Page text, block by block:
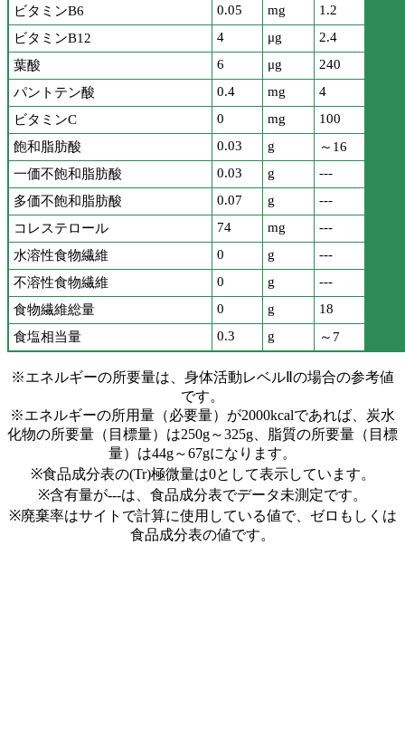
ビタミンB6
0.05 mg
1.2
ビタミンB12
4 μg
2.4
葉酸
6 μg
240
パントテン酸
0.4 mg
4
ビタミンC
0 mg
100
飽和脂肪酸
0.03 g
～16
一価不飽和脂肪酸
0.03 g
---
多価不飽和脂肪酸
0.07 g
---
コレステロール
74 mg
---
水溶性食物繊維
0 g
---
不溶性食物繊維
0 g
---
食物繊維総量
0 g
18
食塩相当量
0.3 g ～7
※エネルギーの所要量は、身体活動レベルⅡの場合の参考値
です。
※エネルギーの所用量（必要量）が2000kcalであれば、炭水
化物の所要量（目標量）は250g～325g、脂質の所要量（目標
量）は44g～67gになります。
※食品成分表の(Tr)極微量は0として表示しています。
※含有量が---は、食品成分表でデータ未測定です。
※廃棄率はサイトで計算に使用している値で、ゼロもしくは
食品成分表の値です。